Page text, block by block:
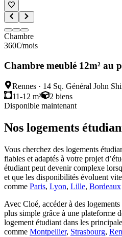
Chambre
360€/mois
Chambre meublé 12m² au
Rennes · 14 Sq. Général John
11-12 m²
2 biens
Disponible maintenant
Nos logements
Vous cherchez des logements
fiables et adaptés à votre projet
étudiant peut devenir complexe
et que les disponibilités évoluent
comme Paris, Lyon, Lille, Bordeaux
Avec Cloé, accéder à des
plus simple grâce à une plateforme
logement étudiant dans les
comme Montpellier, Strasbourg,